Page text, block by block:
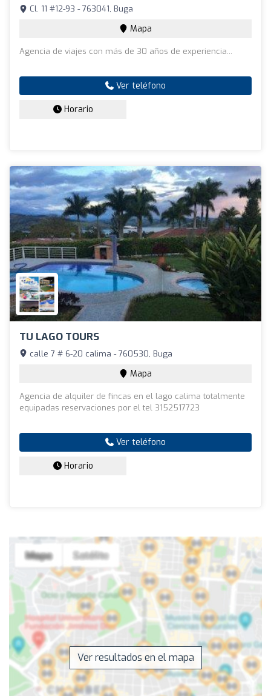
Cl. 11 #12-93 - 763041, Buga
Mapa
Agencia de viajes con más de 30 años de experiencia...
Ver teléfono
Horario
TU LAGO TOURS
calle 7 # 6-20 calima - 760530, Buga
Mapa
Agencia de alquiler de fincas en el lago calima totalmente
equipadas reservaciones por el tel 3152517723
Ver teléfono
Horario
Ver resultados en el mapa